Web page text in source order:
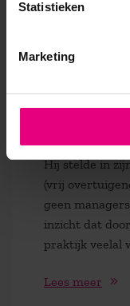
Statistieken
Marketing
Change
de negentiger
hij over het
Hij stelde in
(vrij
geen
inzicht dat
praktijk veelal
Lees meer